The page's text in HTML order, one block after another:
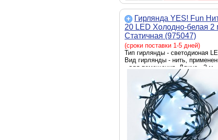
Гирлянда YES! Fun
20 LED Холодно-белая 2
Статичная (975047)
(сроки поставки 1-5 дней)
Тип гирлянды - светодионая
Вид гирлянды - нить,
- для помещения, Длина - 2 м